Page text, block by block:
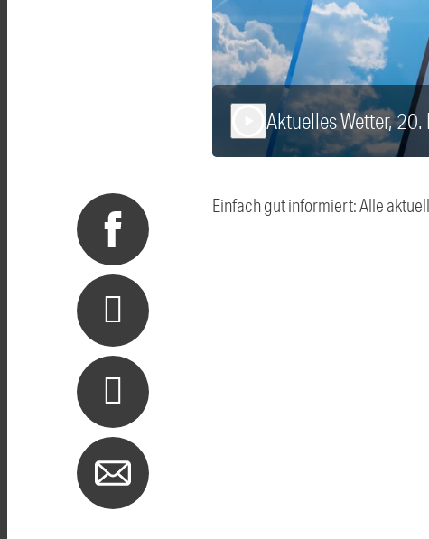
Aktuelles Wetter,
Einfach gut informiert: Alle